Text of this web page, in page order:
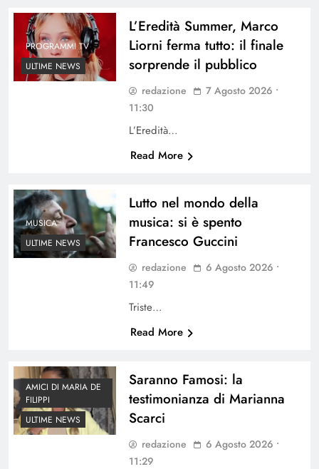
PROGRAMMI TV
ULTIME NEWS
L’Eredità Summer, Marco
Liorni ferma tutto: il finale
sorprende il pubblico
redazione
7 Agosto 2026 •
11:30
L’Eredità…
Read More
MUSICA
ULTIME NEWS
Lutto nel mondo della
musica: si è spento
Francesco Guccini
redazione
6 Agosto 2026 •
11:49
Triste…
Read More
AMICI DI MARIA DE
FILIPPI
ULTIME NEWS
Saranno Famosi: la
testimonianza di Marianna
Scarci
redazione
6 Agosto 2026 •
11:29